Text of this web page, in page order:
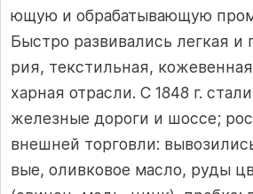
ющую и об­ра­ба­ты­ва­ющую
Быс­т­ро раз­ви­ва­лись лег­кая
рия, тек­с­тиль­ная,
хар­ная от­рас­ли. С 1848 г.
же­лез­ные до­ро­ги и шос­се;
внеш­ней тор­гов­ли:
вые, олив­ко­вое мас­ло, ру­ды